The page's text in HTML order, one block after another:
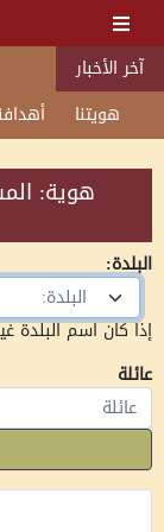
آخر الأخبار
هويتنا
هوية:
البلدة:
البلدة:
إذا كان اسم البلدة
عائلة